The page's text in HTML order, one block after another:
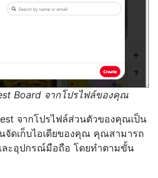
Board จากโปรไฟล์ของคุณ
จากโปรไฟล์ส่วนตัวของคุณเป็น
จัดเก็บไอเดียของคุณ คุณสามารถ
ละอุปกรณ์มือถือ โดยทำตามขั้น